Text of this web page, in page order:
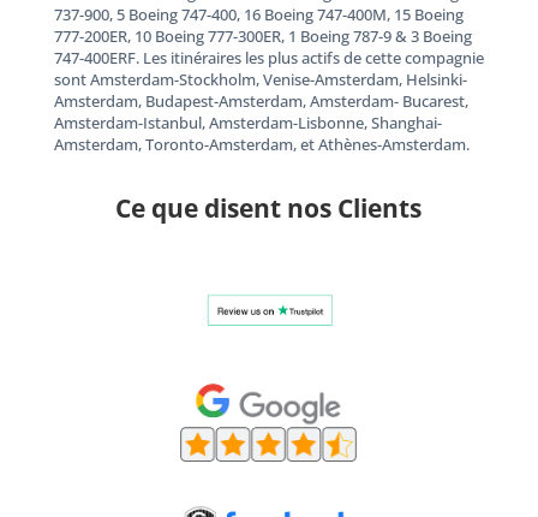
737-900, 5 Boeing 747-400, 16 Boeing 747-400M, 15 Boeing
777-200ER, 10 Boeing 777-300ER, 1 Boeing 787-9 & 3 Boeing
747-400ERF. Les itinéraires les plus actifs de cette compagnie
sont Amsterdam-Stockholm, Venise-Amsterdam, Helsinki-
Amsterdam, Budapest-Amsterdam, Amsterdam- Bucarest,
Amsterdam-Istanbul, Amsterdam-Lisbonne, Shanghai-
Amsterdam, Toronto-Amsterdam, et Athènes-Amsterdam.
Ce que disent nos Clients